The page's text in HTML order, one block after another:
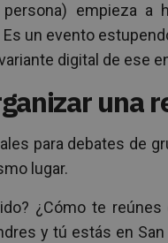
empieza a
un evento
digital de ese
una
para debates de
lugar.
¿Cómo te
y tú estás en